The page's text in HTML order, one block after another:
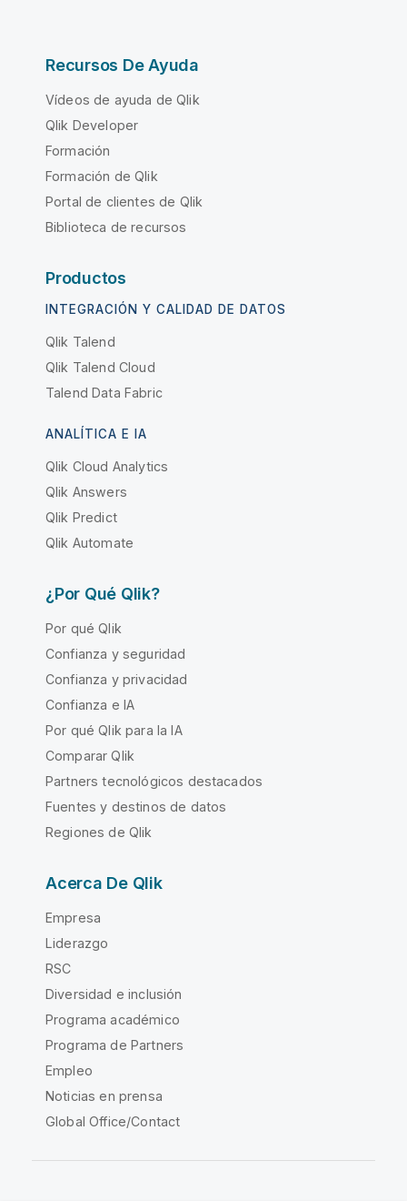
Recursos De Ayuda
Vídeos de ayuda de Qlik
Qlik Developer
Formación
Formación de Qlik
Portal de clientes de Qlik
Biblioteca de recursos
Productos
INTEGRACIÓN Y CALIDAD DE DATOS
Qlik Talend
Qlik Talend Cloud
Talend Data Fabric
ANALÍTICA E IA
Qlik Cloud Analytics
Qlik Answers
Qlik Predict
Qlik Automate
¿Por Qué Qlik?
Por qué Qlik
Confianza y seguridad
Confianza y privacidad
Confianza e IA
Por qué Qlik para la IA
Comparar Qlik
Partners tecnológicos destacados
Fuentes y destinos de datos
Regiones de Qlik
Acerca De Qlik
Empresa
Liderazgo
RSC
Diversidad e inclusión
Programa académico
Programa de Partners
Empleo
Noticias en prensa
Global Office/Contact